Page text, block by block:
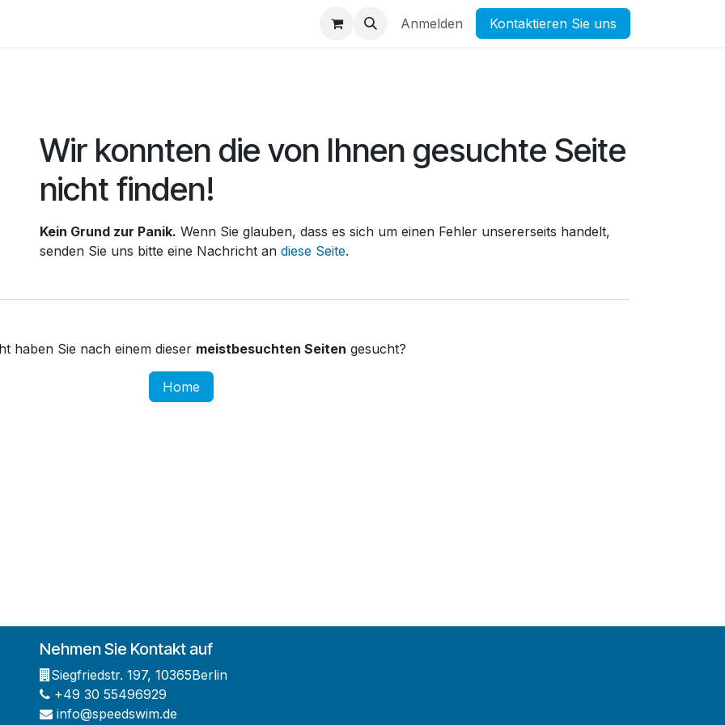
Anmelden Kontaktieren Sie uns
Fehler 404
Wir konnten die von Ihnen gesuchte Seite
nicht finden!
Kein Grund zur Panik. Wenn Sie glauben, dass es sich um einen Fehler unsererseits handelt,
senden Sie uns bitte eine Nachricht an diese Seite.
haben Sie nach einem dieser meistbesuchten Seiten gesucht?
Home
Nehmen Sie Kontakt auf
Siegfriedstr. 197, 10365Berlin
+49 30 55496929
info@speedswim.de